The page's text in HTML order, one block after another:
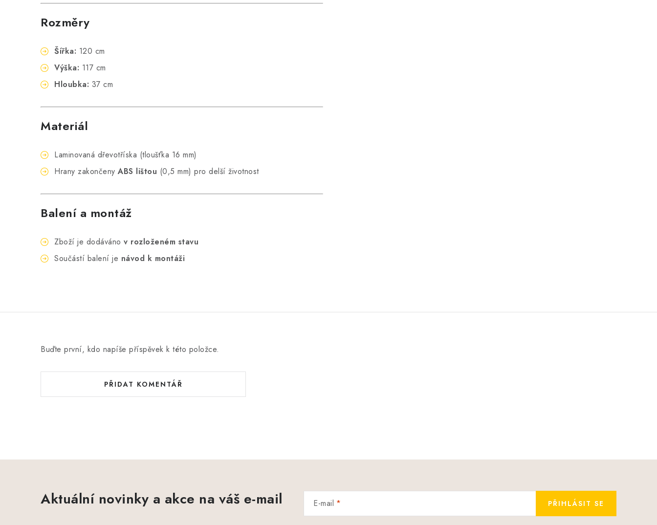
Rozměry
Šířka: 120 cm
Výška: 117 cm
Hloubka: 37 cm
Materiál
Laminovaná dřevotříska (tloušťka 16 mm)
Hrany zakončeny ABS lištou (0,5 mm) pro delší životnost
Balení a montáž
Zboží je dodáváno v rozloženém stavu
Součástí balení je návod k montáži
Buďte první, kdo napíše příspěvek k této položce.
PŘIDAT KOMENTÁŘ
Aktuální novinky a akce na váš e-mail E-mail PŘIHLÁSIT SE